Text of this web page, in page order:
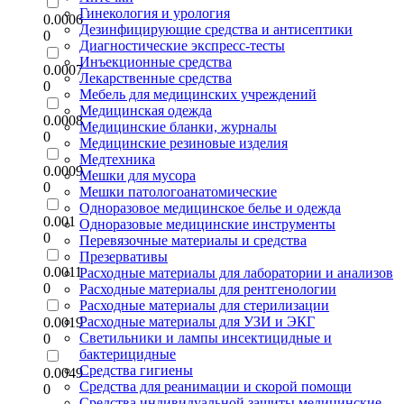
0.0006
0
0.0007
0
0.0008
0
0.0009
0
0.001
0
0.0011
0
0.0019
0
0.0049
0
Гинекология и урология
Дезинфицирующие средства и антисептики
Диагностические экспресс-тесты
Инъекционные средства
Лекарственные средства
Мебель для медицинских учреждений
Медицинская одежда
Медицинские бланки, журналы
Медицинские резиновые изделия
Медтехника
Мешки для мусора
Мешки патологоанатомические
Одноразовое медицинское белье и одежда
Одноразовые медицинские инструменты
Перевязочные материалы и средства
Презервативы
Расходные материалы для лаборатории и анализов
Расходные материалы для рентгенологии
Расходные материалы для стерилизации
Расходные материалы для УЗИ и ЭКГ
Светильники и лампы инсектицидные и
бактерицидные
Средства гигиены
Средства для реанимации и скорой помощи